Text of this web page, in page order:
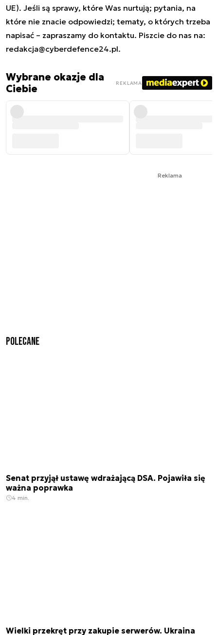
UE). Jeśli są sprawy, które Was nurtują; pytania, na
które nie znacie odpowiedzi; tematy, o których trzeba
napisać – zapraszamy do kontaktu. Piszcie do nas na:
redakcja@cyberdefence24.pl.
Wybrane okazje dla
Ciebie
REKLAMA
Reklama
Polecane
Senat przyjął ustawę wdrażającą DSA. Pojawiła się
ważna poprawka
4 min.
Wielki przekręt przy zakupie serwerów. Ukraina